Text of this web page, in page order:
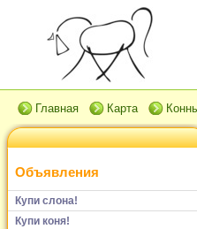
Главная Карта
Объявления
Купи слона!
Купи коня!